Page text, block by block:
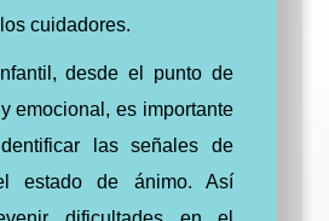
cuidadores.
desde el punto de
emocional, es importante
las señales de
estado de ánimo. Así